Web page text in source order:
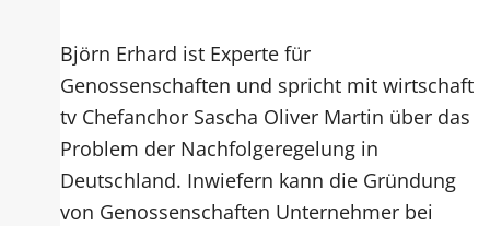
Björn Erhard ist Experte für
Genossenschaften und spricht mit wirtschaft
tv Chefanchor Sascha Oliver Martin über das
Problem der Nachfolgeregelung in
Deutschland. Inwiefern kann die Gründung
von Genossenschaften Unternehmer bei